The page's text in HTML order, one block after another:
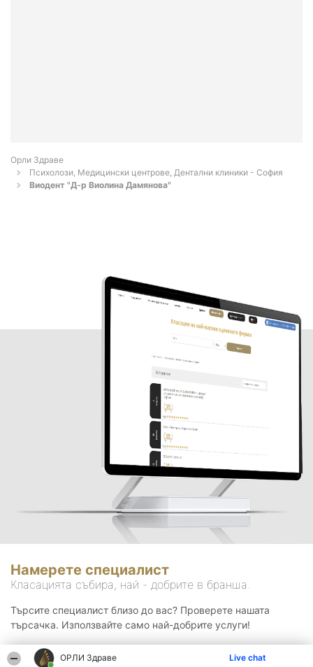
ОРЛИ Здраве Live chat
Орли Здраве
Психолози, Медицински центрове, Дентални клиники - София
Виодент "Д-р Виолина Дамянова"
Намерете специалист
Класацията събира, най - добрите в бранша.
Търсите специалист близо до вас? Проверете нашата
търсачка. Използвайте само най-добрите услуги!